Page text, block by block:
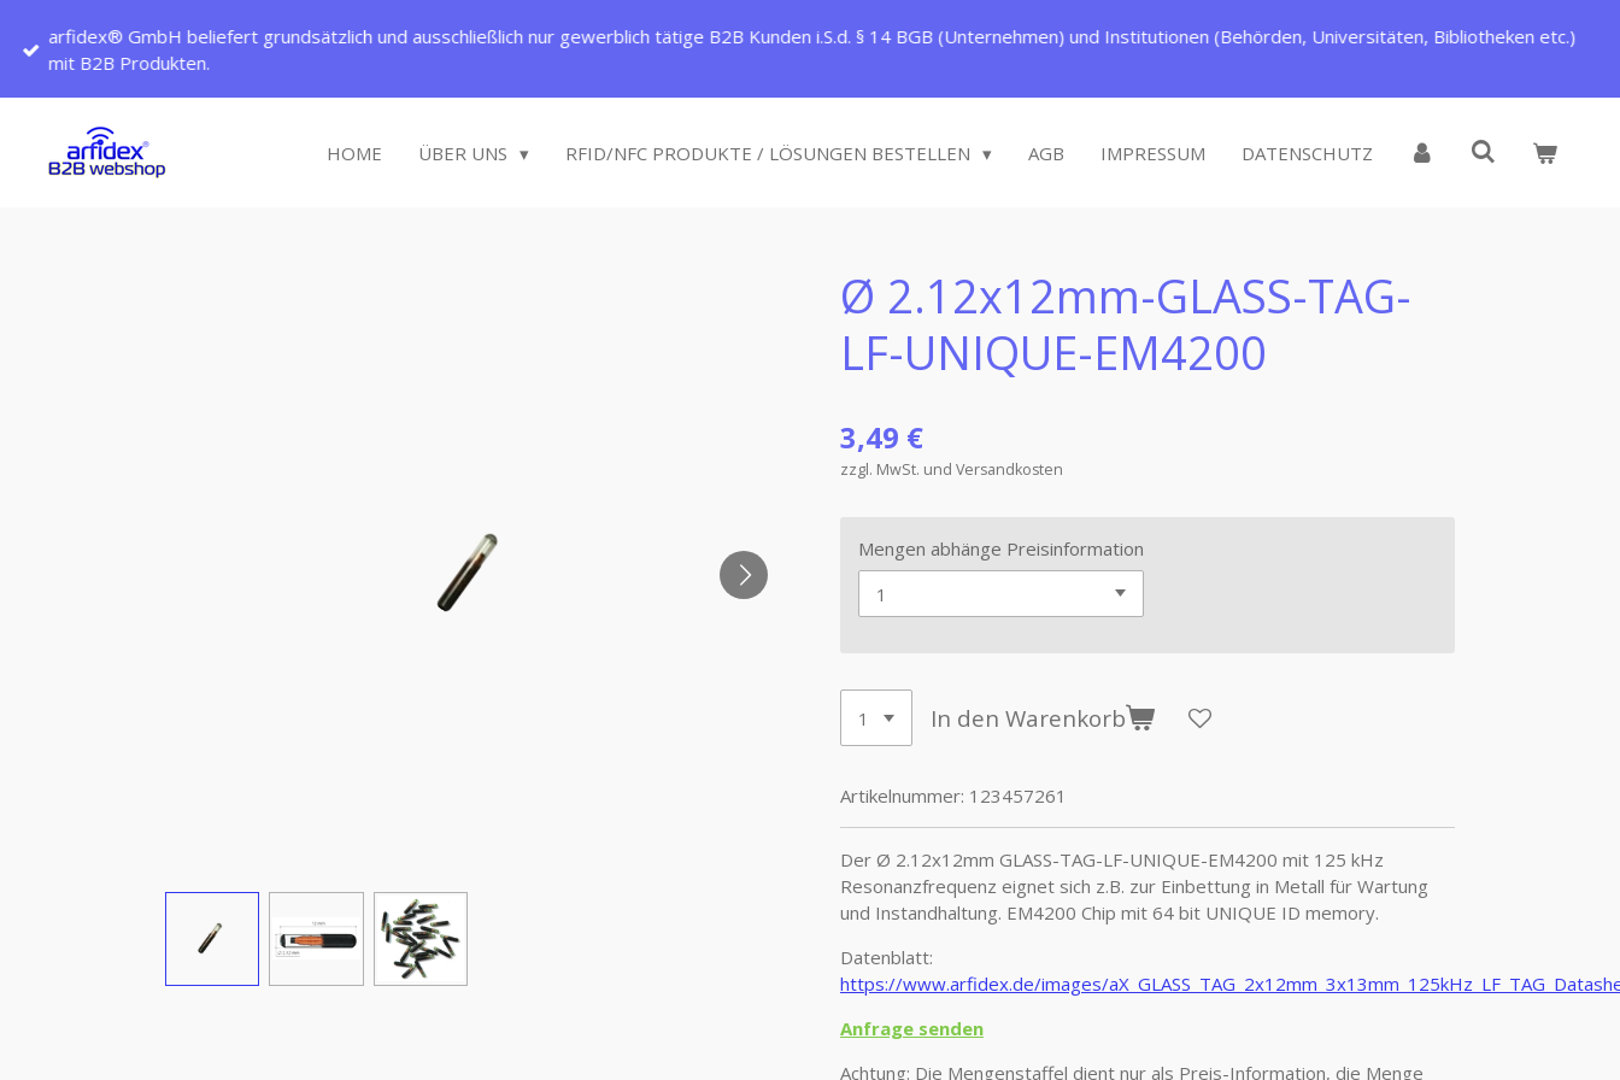
Hauptinhalt
springen
arfidex® GmbH beliefert grundsätzlich und ausschließlich nur gewerblich tätige B2B Kunden i.S.d. § 14 BGB (Unternehmen) und Institutionen (Behörden, Universitäten, Bibliotheken etc.)
mit B2B Produkten.
HOME ÜBER UNS RFID/NFC PRODUKTE / LÖSUNGEN BESTELLEN AGB IMPRESSUM DATENSCHUTZ
Ø 2.12x12mm-GLASS-TAG-
LF-UNIQUE-EM4200
3,49 €
zzgl. MwSt. und Versandkosten
Mengen abhänge Preisinformation
In den Warenkorb
Artikelnummer: 123457261
Der Ø 2.12x12mm GLASS-TAG-LF-UNIQUE-EM4200 mit 125 kHz
Resonanzfrequenz eignet sich z.B. zur Einbettung in Metall für Wartung
und Instandhaltung. EM4200 Chip mit 64 bit UNIQUE ID memory.
Datenblatt:
https://www.arfidex.de/images/
Anfrage senden
Achtung: Die Mengenstaffel dient nur als Preis-Information, die Menge